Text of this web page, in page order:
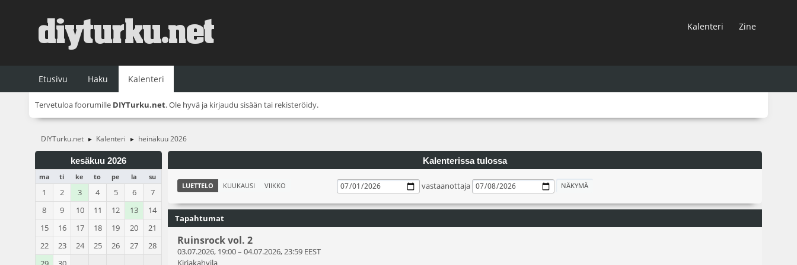
Kalenteri Zine
Etusivu Haku Kalenteri
Tervetuloa foorumille DIYTurku.net. Ole hyvä ja kirjaudu sisään tai rekisteröidy.
DIYTurku.net ► Kalenteri ► heinäkuu 2026
kesäkuu 2026
ma ti ke to pe la su
1 2 3 4 5 6
7
8
9 10 11 12 13
14
15
16 17 18 19 20
21
22
23 24 25 26 27
28
Kalenterissa tulossa
LUETTELO KUUKAUSI VIIKKO vastaanottaja
Tapahtumat
Ruinsrock vol. 2
03.07.2026, 19:00– 04.07.2026, 23:59 EEST
Kirjakahvila